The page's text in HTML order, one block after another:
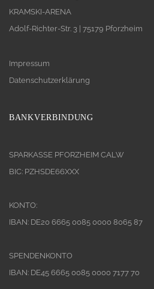
KRAMSKI-ARENA
Adolf-Richter-Str. 3 | 75179 Pforzheim
Impressum
Datenschutzerklärung
BANKVERBINDUNG
SPARKASSE PFORZHEIM CALW
BIC: PZHSDE66XXX
KONTO:
IBAN: DE20 6665 0085 0000 8065 87
SPENDENKONTO
IBAN: DE45 6665 0085 0000 7177 70